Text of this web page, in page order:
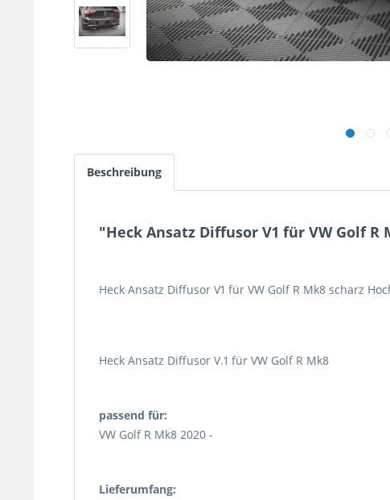
Beschreibung
"Heck Ansatz Diffusor V1 für VW Golf R
Heck Ansatz Diffusor V1 für VW Golf R Mk8 scharz
Heck Ansatz Diffusor V.1 für VW Golf R Mk8
passend für:
VW Golf R Mk8 2020 -
Lieferumfang: